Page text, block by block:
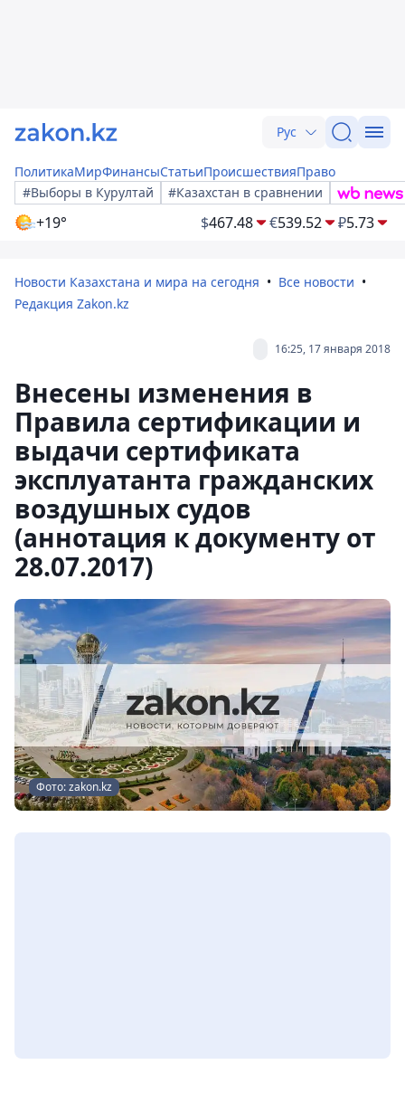
Рус
ПолитикаМирФинансыСтатьиПроисшествияПраво
#Выборы в Курултай
#Казахстан в сравнении
+19° $467.48 €539.52 ₽5.73
Новости Казахстана и мира на сегодня
Все новости
Редакция Zakon.kz
16:25, 17 января 2018
Внесены изменения в
Правила сертификации и
выдачи сертификата
эксплуатанта гражданских
воздушных судов
(аннотация к документу от
28.07.2017)
Фото: zakon.kz